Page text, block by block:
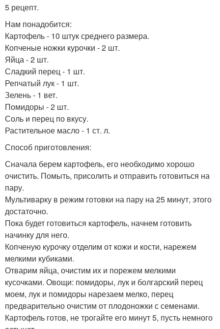
5 рецепт.
Нам понадобится:
Картофель - 10 штук среднего размера.
Копченые ножки курочки - 2 шт.
Яйца - 2 шт.
Сладкий перец - 1 шт.
Репчатый лук - 1 шт.
Зелень - 1 вет.
Помидоры - 2 шт.
Соль и перец по вкусу.
Растительное масло - 1 ст. л.
Способ приготовления:
Сначала берем картофель, его необходимо хорошо
очистить. Помыть, присолить и отправить готовиться на
пару.
Мультиварку в режим готовки на пару на 25 минут, этого
достаточно.
Пока будет готовиться картофель, начнем готовить
начинку для него.
Копченую курочку отделим от кожи и кости, нарежем
мелкими кубиками.
Отварим яйца, очистим их и порежем мелкими
кусочками. Овощи: помидоры, лук и болгарский перец
моем, лук и помидоры нарезаем мелко, перец
предварительно очистим от плодоножки с семенами.
Картофель готов, не трогайте его минут 5, пусть немного